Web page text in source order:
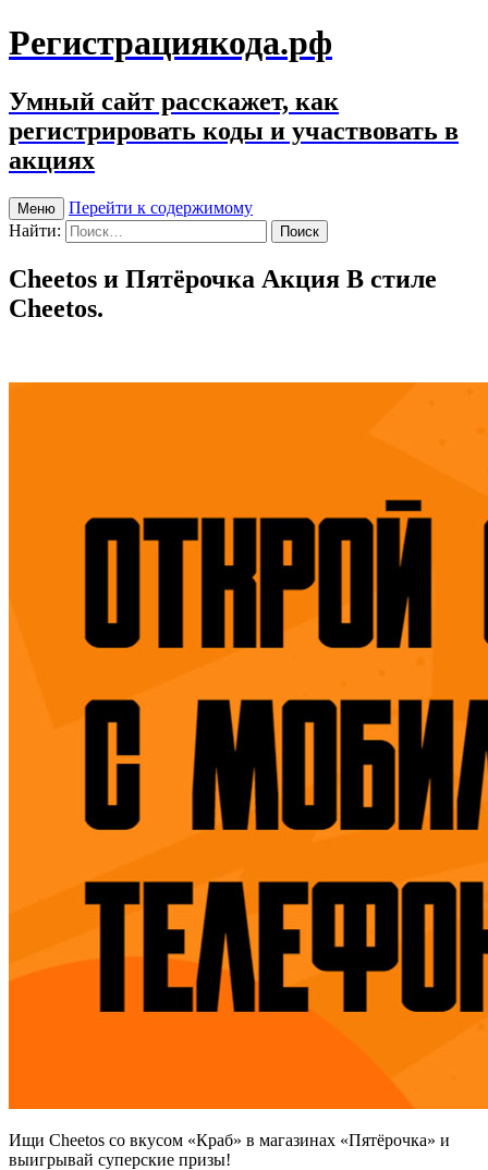
Регистрациякода.рф
Умный сайт расскажет, как
регистрировать коды и участвовать в
акциях
Меню
Перейти к содержимому
Найти:
Cheetos и Пятёрочка Акция В стиле
Cheetos.
Ищи Cheetos со вкусом «Краб» в магазинах «Пятёрочка» и
выигрывай суперские призы!